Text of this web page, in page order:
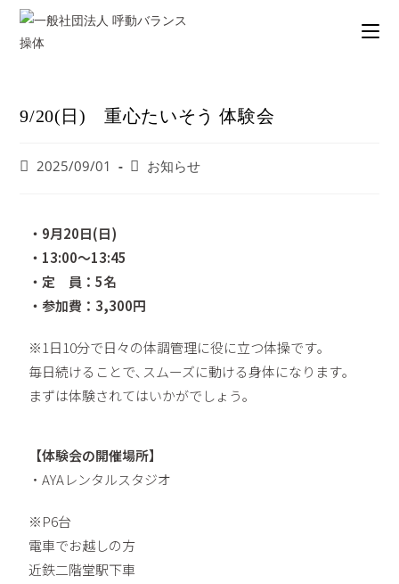
9/20(日) 重心たいそう 体験会
2025/09/01 お知らせ
・9月20日(日)
・13:00〜13:45
・定 員：5名
・参加費：3,300円
※1日10分で日々の体調管理に役に立つ体操です｡
毎日続けることで､スムーズに動ける身体になります｡
まずは体験されてはいかがでしょう｡
【体験会の開催場所】
・AYAレンタルスタジオ
※P6台
電車でお越しの方
近鉄二階堂駅下車